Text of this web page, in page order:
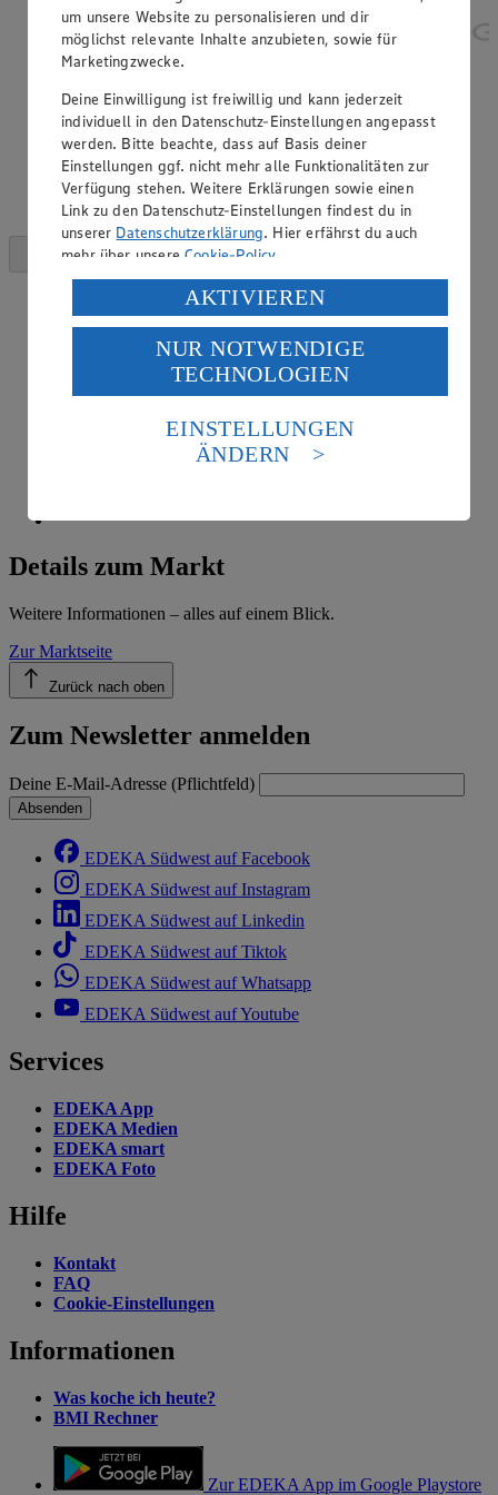
Details zum Markt
Weitere Informationen – alles auf einem Blick.
Zur Marktseite
Zurück nach oben
Zum Newsletter anmelden
Deine E-Mail-Adresse (Pflichtfeld)
Absenden
EDEKA Südwest auf Facebook
EDEKA Südwest auf Instagram
EDEKA Südwest auf Linkedin
EDEKA Südwest auf Tiktok
EDEKA Südwest auf Whatsapp
EDEKA Südwest auf Youtube
Services
EDEKA App
EDEKA Medien
EDEKA smart
EDEKA Foto
Hilfe
Kontakt
FAQ
Cookie-Einstellungen
Informationen
Was koche ich heute?
BMI Rechner
Zur EDEKA App im Google Playstore
um unsere Website zu personalisieren und dir
möglichst relevante Inhalte anzubieten, sowie für
Marketingzwecke.
Deine Einwilligung ist freiwillig und kann jederzeit
individuell in den Datenschutz-Einstellungen angepasst
werden. Bitte beachte, dass auf Basis deiner
Einstellungen ggf. nicht mehr alle Funktionalitäten zur
Verfügung stehen. Weitere Erklärungen sowie einen
Link zu den Datenschutz-Einstellungen findest du in
unserer Datenschutzerklärung. Hier erfährst du auch
mehr über unsereCookie-Policy.
Verarbeitung deiner personenbezogenen Daten in den
USA durch Facebook und YouTube:
Wenn du auf „Aktivieren“ klickst, willigst du im Sinne
des Art. 49 Abs. 1 Satz 1 lit. a) DSGVO ein, dass deine
Daten in den USA verarbeitet werden. Der EuGH sieht
die USA als Land mit einem nach europäischen
Standards nicht angemessenen Datenschutzniveau an.
Es besteht das Risiko eines Zugriffs durch US-
Informationen zum Herausgeber der Seite findest du
AKTIVIEREN
NUR NOTWENDIGE
TECHNOLOGIEN
EINSTELLUNGEN
ÄNDERN